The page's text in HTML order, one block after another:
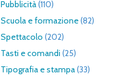
Pubblicità(110)
Scuola e formazione(82)
Spettacolo (202)
Tasti e comandi (25)
Tipografia e stampa(33)